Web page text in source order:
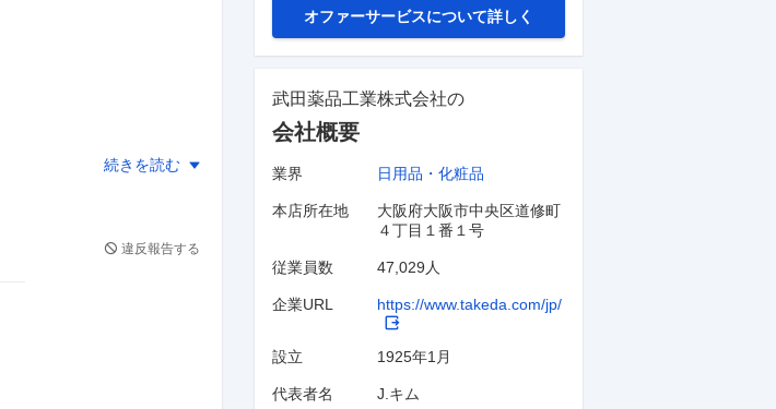
続きを読む
違反報告する
オファーサービスについて詳しく
武田薬品工業株式会社の
会社概要
業界 日用品・化粧品
本店所在地
大阪府大阪市中央区道修町
４丁目１番１号
従業員数 47,029人
企業URL https://www.takeda.com/jp/
設立 1925年1月
代表者名 J.キム